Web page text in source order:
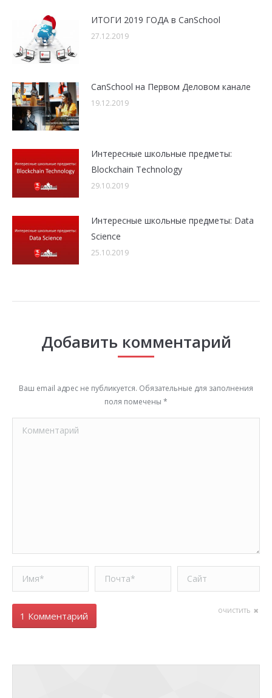
ИТОГИ 2019 ГОДА в CanSchool
27.12.2019
CanSchool на Первом Деловом канале
19.12.2019
Интересные школьные предметы:
Blockchain Technology
29.10.2019
Интересные школьные предметы: Data
Science
25.10.2019
Добавить комментарий
Ваш email адрес не публикуется. Обязательные для заполнения
поля помечены *
Комментарий
Имя * Почта * Сайт
очистить
1 Комментарий